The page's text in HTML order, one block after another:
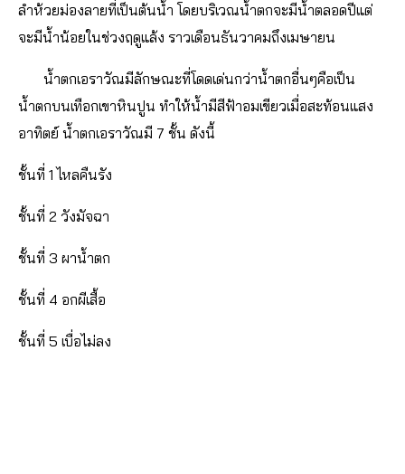
ลำห้วยม่องลายที่เป็นต้นน้ำ โดยบริเวณน้ำตกจะมีน้ำตลอดปีแต่
จะมีน้ำน้อยในช่วงฤดูแล้ง ราวเดือนธันวาคมถึงเมษายน
น้ำตกเอราวัณมีลักษณะที่โดดเด่นกว่าน้ำตกอื่นๆคือเป็น
น้ำตกบนเทือกเขาหินปูน ทำให้น้ำมีสีฟ้าอมเขียวเมื่อสะท้อนแสง
อาทิตย์ น้ำตกเอราวัณมี 7 ชั้น ดังนี้
ชั้นที่ 1 ไหลคืนรัง
ชั้นที่ 2 วังมัจฉา
ชั้นที่ 3 ผาน้ำตก
ชั้นที่ 4 อกผีเสื้อ
ชั้นที่ 5 เบื่อไม่ลง